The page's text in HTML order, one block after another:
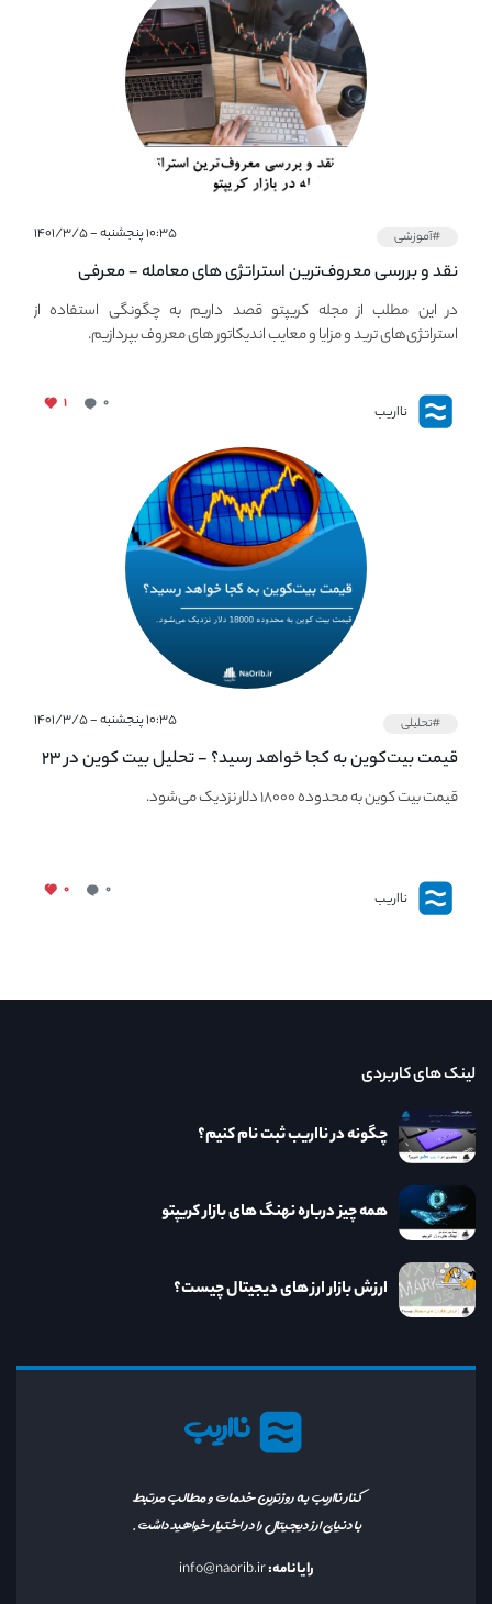
#آموزشی ۱۰:۳۵ پنجشنبه - ۱۴۰۱/۳/۵
نقد و بررسی معروف‌ترین استراتژی های معامله - معرفی
استراتژی های مهم ترید در بازار کریپتو
در این مطلب از مجله کریپتو قصد داریم به چگونگی استفاده از
استراتژی‌های ترید و مزایا و معایب اندیکاتور های معروف بپردازیم.
نااریب ۰ ۱
#تحلیلی ۱۰:۳۵ پنجشنبه - ۱۴۰۱/۳/۵
قیمت بیت‌کوین به کجا خواهد رسید؟ - تحلیل بیت کوین در ۲۳
مهر ماه
قیمت بیت کوین به محدوده ۱۸۰۰۰ دلار نزدیک می‌شود.
نااریب ۰ ۰
نااریب
کنار نااریب به روزترین خدمات و مطالب مرتبط
با دنیای ارز دیجیتال را در اختیار خواهید داشت.
رایانامه:info@naorib.ir
لینک های کاربردی
چگونه در نااریب ثبت نام کنیم؟
همه چیز درباره نهنگ های بازار کریپتو
ارزش بازار ارز های دیجیتال چیست؟